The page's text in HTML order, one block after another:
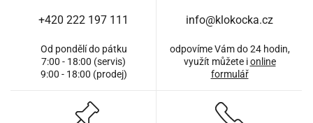
+420 222 197 111
Od pondělí do pátku
7:00 - 18:00 (servis)
9:00 - 18:00 (prodej)
info@klokocka.cz
odpovíme Vám do 24 hodin,
využít můžete ionline
formulář